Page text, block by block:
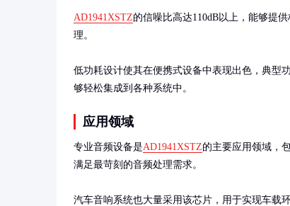
AD1941XSTZ的信噪比高达110dB以上，能够提
理。
低功耗设计使其在便携式设备中表现出色，典型
够轻松集成到各种系统中。
应用领域
专业音频设备是AD1941XSTZ的主要应用领域，
满足最苛刻的音频处理需求。
汽车音响系统也大量采用该芯片，用于实现车载